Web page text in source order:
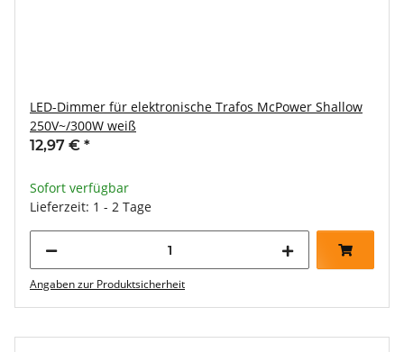
LED-Dimmer für elektronische Trafos McPower Shallow
250V~/300W weiß
12,97 € *
Sofort verfügbar
Lieferzeit: 1 - 2 Tage
Angaben zur Produktsicherheit